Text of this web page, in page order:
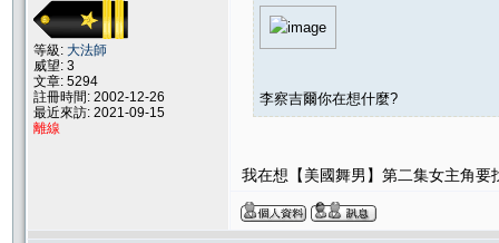
等級: 大法師
威望: 3
文章: 5294
註冊時間: 2002-12-26
最近來訪: 2021-09-15
離線
李察吉爾你在想什麼?
我在想【美國舞男】第二集女主角要